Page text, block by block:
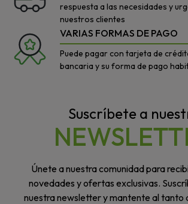
respuesta a las necesidades y
nuestros clientes
VARIAS FORMAS DE PAGO
Puede pagar con tarjeta de
bancaria y su forma de pago
Suscríbete a
Únete a nuestra comunidad para
novedades y ofertas exclusivas.
nuestra newsletter y mantente al tanto